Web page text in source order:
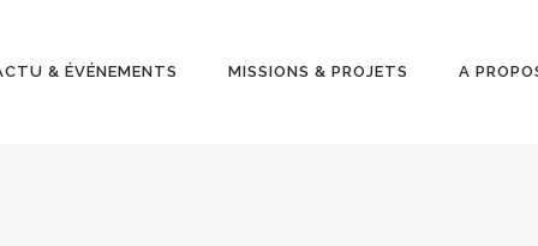
& ÉVÉNEMENTS MISSIONS & PROJETS A
ÉVÉNEMENT